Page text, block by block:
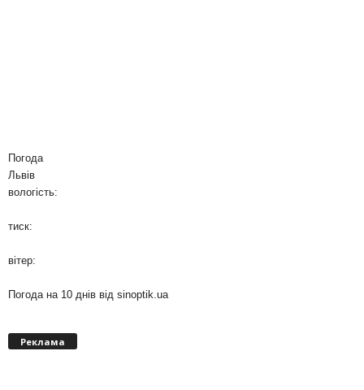
Погода
Львів
вологість:
тиск:
вітер:
Погода на 10 днів від sinoptik.ua
Реклама